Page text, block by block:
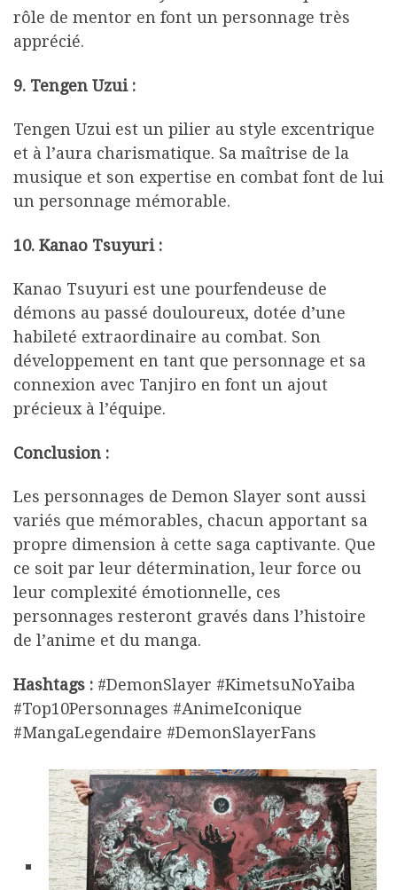
rôle de mentor en font un personnage très
apprécié.
9. Tengen Uzui :
Tengen Uzui est un pilier au style excentrique
et à l’aura charismatique. Sa maîtrise de la
musique et son expertise en combat font de lui
un personnage mémorable.
10. Kanao Tsuyuri :
Kanao Tsuyuri est une pourfendeuse de
démons au passé douloureux, dotée d’une
habileté extraordinaire au combat. Son
développement en tant que personnage et sa
connexion avec Tanjiro en font un ajout
précieux à l’équipe.
Conclusion :
Les personnages de Demon Slayer sont aussi
variés que mémorables, chacun apportant sa
propre dimension à cette saga captivante. Que
ce soit par leur détermination, leur force ou
leur complexité émotionnelle, ces
personnages resteront gravés dans l’histoire
de l’anime et du manga.
Hashtags : #DemonSlayer #KimetsuNoYaiba
#Top10Personnages #AnimeIconique
#MangaLegendaire #DemonSlayerFans